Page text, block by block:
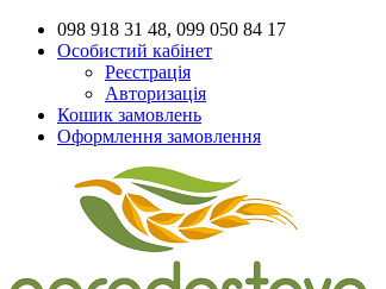
098 918 31 48, 099 050 84 17
Особистий кабінет
Реєстрація
Авторизація
Кошик замовлень
Оформлення замовлення